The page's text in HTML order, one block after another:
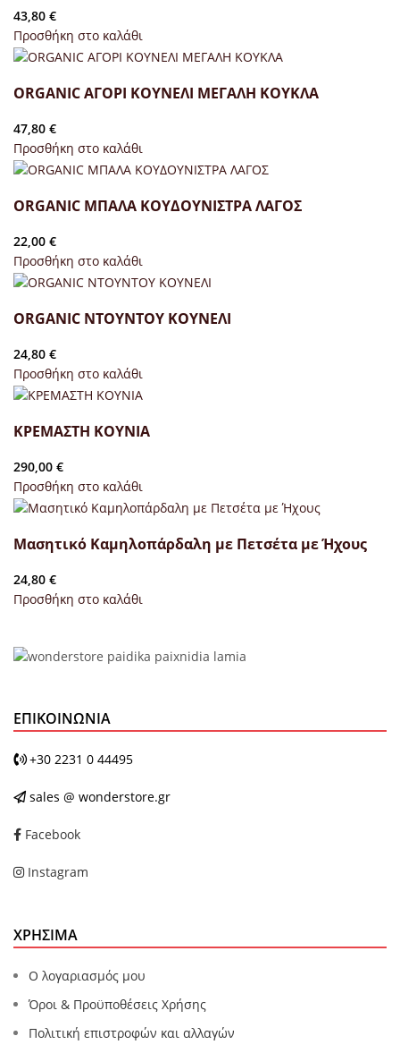
43,80 €
Προσθήκη στο καλάθι
ORGANIC ΑΓΟΡΙ ΚΟΥΝΕΛΙ ΜΕΓΑΛΗ ΚΟΥΚΛΑ
47,80 €
Προσθήκη στο καλάθι
ORGANIC ΜΠΑΛΑ ΚΟΥΔΟΥΝΙΣΤΡΑ ΛΑΓΟΣ
22,00 €
Προσθήκη στο καλάθι
ORGANIC ΝΤΟΥΝΤΟΥ ΚΟΥΝΕΛΙ
24,80 €
Προσθήκη στο καλάθι
ΚΡΕΜΑΣΤΗ ΚΟΥΝΙΑ
290,00 €
Προσθήκη στο καλάθι
Μασητικό Καμηλοπάρδαλη με Πετσέτα με Ήχους
24,80 €
Προσθήκη στο καλάθι
ΕΠΙΚΟΙΝΩΝΊΑ
+30 2231 0 44495
sales @ wonderstore.gr
Facebook
Instagram
ΧΡΗΣΙΜΑ
Ο λογαριασμός μου
Όροι & Προϋποθέσεις Χρήσης
Πολιτική επιστροφών και αλλαγών